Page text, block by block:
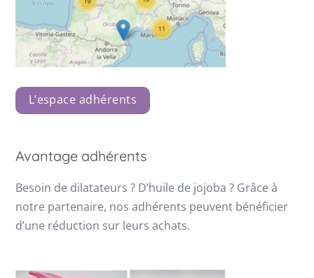
L’espace adhérents
Avantage adhérents
Besoin de dilatateurs ? D’huile de jojoba ? Grâce à
notre partenaire, nos adhérents peuvent bénéficier
d’une réduction sur leurs achats.